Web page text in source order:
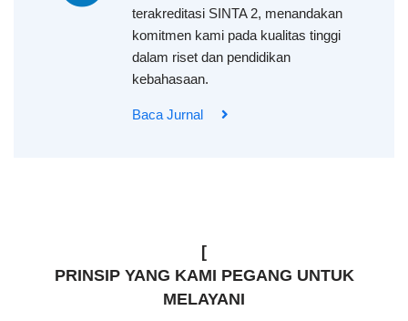
terakreditasi SINTA 2, menandakan
komitmen kami pada kualitas tinggi
dalam riset dan pendidikan
kebahasaan.
Baca Jurnal
[
PRINSIP YANG KAMI PEGANG UNTUK
MELAYANI